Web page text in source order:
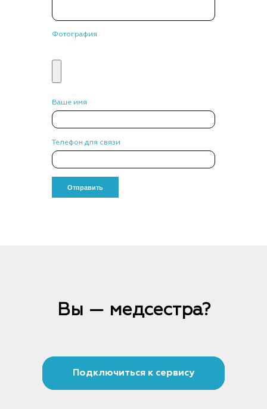
Фотография
Ваше имя
Телефон для связи
Вы — медсестра?
Подключиться к сервису